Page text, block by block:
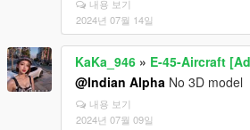
내용 보기
2024년 07월 14일
KaKa_946 » E-45-Aircraft
@Indian Alpha No 3D model
내용 보기
2024년 07월 09일